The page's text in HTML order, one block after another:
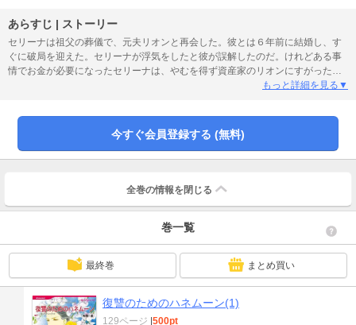
あらすじ | ストーリー
セリーナは祖父の葬儀で、元夫リオンと再会した。彼とは６年前に結婚し、す
ぐに破局を迎えた。セリーナが浮気をしたと彼が誤解したのだ。けれどある事
情でお金が必要になったセリーナは、やむを得ず資産家のリオンにすがった。
すると彼は、２週間自分のクルーザーでともに過ごすなら願いを聞き入れても
るのね？ けれど他に選択肢を持たないセリーナは、彼の要求を受け入れるし
もっと詳細を見る▼
今すぐ会員登録する (無料)
全巻の情報を 閉じる
巻一覧
最終巻 まとめ買い
復讐のためのハネムーン(1)
129ページ 500pt